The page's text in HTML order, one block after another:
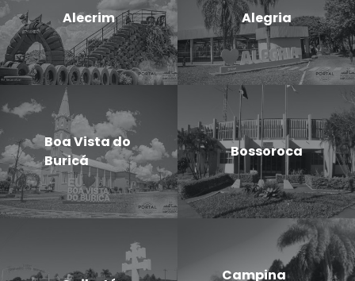
Alecrim Alegria
Boa Vista do
Buricá
Bossoroca
Campina